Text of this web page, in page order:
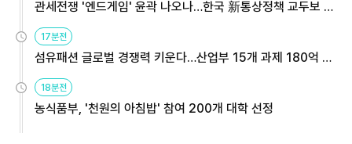
관세전쟁 '엔드게임' 윤곽 나오나…한국 新통상정책 교두보 활
17분전
섬유패션 글로벌 경쟁력 키운다…산업부 15개 과제 180억 지
18분전
농식품부, '천원의 아침밥' 참여 200개 대학 선정